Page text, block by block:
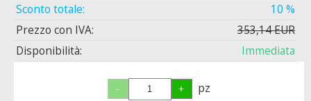
Sconto totale:
10 %
Prezzo con IVA:
353,14 EUR
Disponibilità:
Immediata
pz